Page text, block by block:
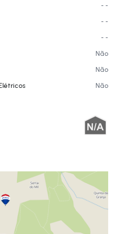
- -
- -
- -
Não
Não
Não